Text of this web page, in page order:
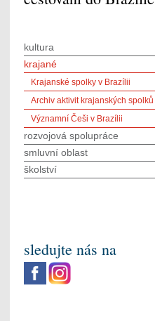
kultura
krajané
Krajanské spolky v Brazílii
Archiv aktivit krajanských spolků
Významní Češi v Brazílii
rozvojová spolupráce
smluvní oblast
školství
sledujte nás na